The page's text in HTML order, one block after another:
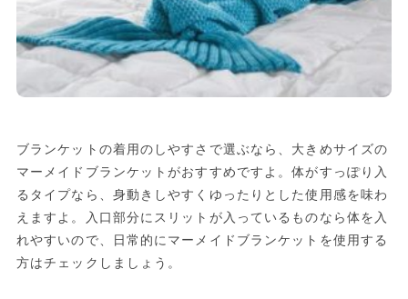
ブランケットの着用のしやすさで選ぶなら、大きめサイズの
マーメイドブランケットがおすすめですよ。体がすっぽり入
るタイプなら、身動きしやすくゆったりとした使用感を味わ
えますよ。入口部分にスリットが入っているものなら体を入
れやすいので、日常的にマーメイドブランケットを使用する
方はチェックしましょう。